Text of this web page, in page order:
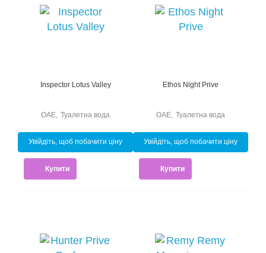
Inspector Lotus Valley
Туалетна вода
ОАЕ
Увійдіть, щоб побачити ціну
Купити
Ethos Night Prive
Туалетна вода
ОАЕ
Увійдіть, щоб побачити ціну
Купити